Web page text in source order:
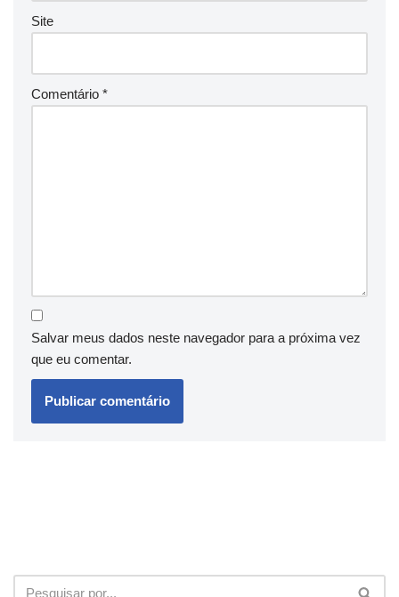
Site
Comentário *
Salvar meus dados neste navegador para a próxima vez
que eu comentar.